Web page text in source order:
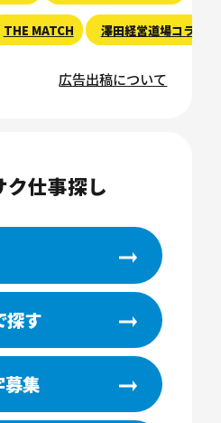
THE MATCH 澤田経営道場コラム
広告出稿について
ク仕事探し
探す
集